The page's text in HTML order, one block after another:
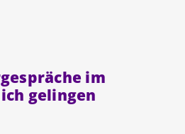
im
gelingen